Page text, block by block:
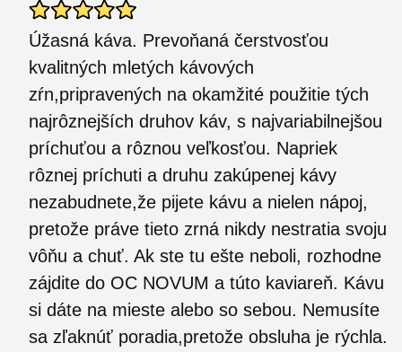
Úžasná káva. Prevoňaná čerstvosťou
kvalitných mletých kávových
zŕn,pripravených na okamžité použitie tých
najrôznejších druhov káv, s najvariabilnejšou
príchuťou a rôznou veľkosťou. Napriek
rôznej príchuti a druhu zakúpenej kávy
nezabudnete,že pijete kávu a nielen nápoj,
pretože práve tieto zrná nikdy nestratia svoju
vôňu a chuť. Ak ste tu ešte neboli, rozhodne
zájdite do OC NOVUM a túto kaviareň. Kávu
si dáte na mieste alebo so sebou. Nemusíte
sa zľaknúť poradia,pretože obsluha je rýchla.